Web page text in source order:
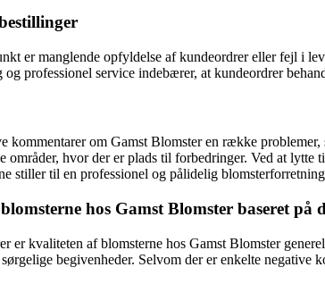
er manglende opfyldelse af kundeordrer eller fejl i
professionel service indebærer, at kundeordrer
kommentarer om Gamst Blomster en række
områder, hvor der er plads til forbedringer. Ved at
stiller til en professionel og pålidelig
hos Gamst Blomster baseret på
er kvaliteten af blomsterne hos Gamst Blomster
begivenheder. Selvom der er enkelte